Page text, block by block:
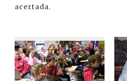
acertada.